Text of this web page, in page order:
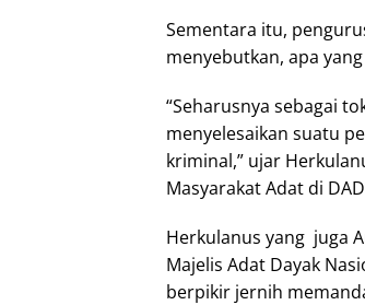
Sementara itu,
menyebutkan, apa
“Seharusnya sebagai
menyelesaikan suatu
kriminal,” ujar
Masyarakat Adat di
Herkulanus yang juga
Majelis Adat Dayak
berpikir jernih